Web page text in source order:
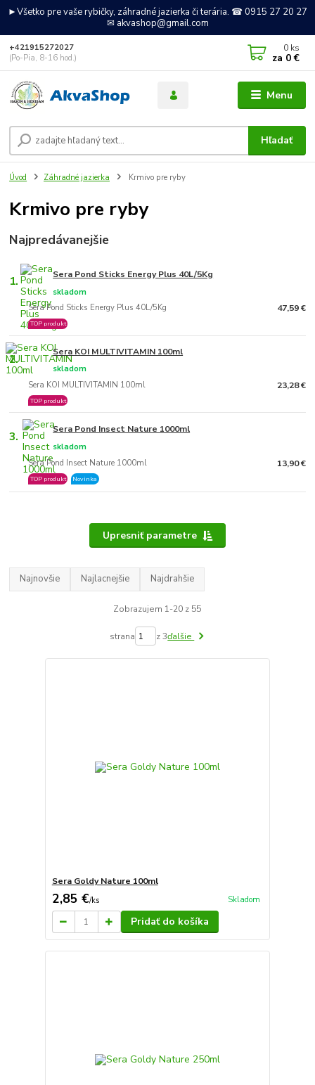
►Všetko pre vaše rybičky, záhradné jazierka či terária. ☎ 0915 27 20 27
✉ akvashop@gmail.com
Menu
Hľadať
+421915272027
(Po-Pia, 8-16 hod.)
0 ks
za 0 €
Úvod Záhradné jazierka Krmivo pre ryby
Krmivo pre ryby
Najpredávanejšie
1. Sera Pond Sticks Energy Plus 40L/5Kg
Sera Pond Sticks Energy Plus 40L/5Kg
skladom
TOP produkt
47,59 €
2. Sera KOI MULTIVITAMIN 100ml
Sera KOI MULTIVITAMIN 100ml
skladom
TOP produkt
23,28 €
3. Sera Pond Insect Nature 1000ml
Sera Pond Insect Nature 1000ml
skladom
TOP produkt Novinka
13,90 €
Upresniť parametre
Najnovšie Najlacnejšie Najdrahšie
Zobrazujem 1-20 z 55
strana z 3ďalšie
Sera Goldy Nature 100ml
2,85 €/ks Skladom
Pridať do košíka